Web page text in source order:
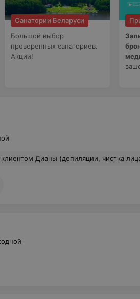
Санатории Беларуси
Большой выбор
проверенных санаториев.
Акции!
маски). Всегда Диана записывает на удобное для всех время. Высококвалифицированный специалист и